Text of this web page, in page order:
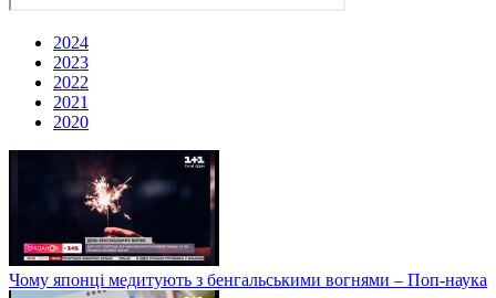
2024
2023
2022
2021
2020
Чому японці медитують з бенгальськими вогнями – Поп-наука